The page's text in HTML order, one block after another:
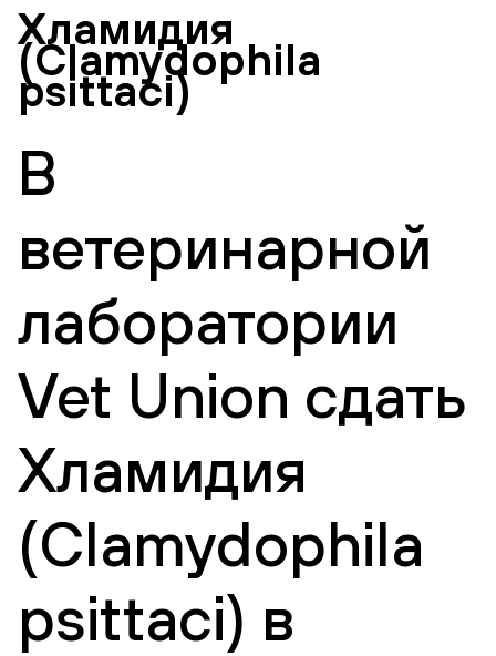
Хламидия
(Clamydophila
psittaci)
В
ветеринарной
лаборатории
Vet Union сдать
Хламидия
(Clamydophila
psittaci) в